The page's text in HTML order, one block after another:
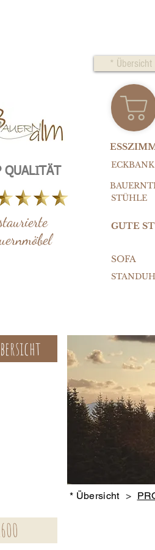
QUALITÄT
* Übersicht
ECKBANK
STÜHLE
GUTE
SOFA
* Übersicht >